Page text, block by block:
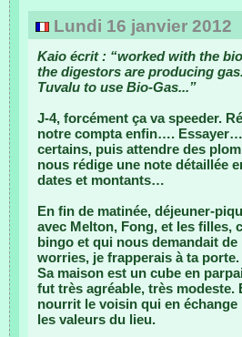
Lundi 16 janvier 2012
Kaio écrit : “worked with the
the digestors are producing
Tuvalu to use Bio-Gas...”
J-4, forcément ça va speeder.
notre compta enfin….
certains, puis attendre des
nous rédige une note détaillée
dates et montants…
En fin de matinée, déjeuner-
avec Melton, Fong, et les filles,
bingo et qui nous demandait
worries, je frapperais à ta
Sa maison est un cube en
fut très agréable, très modeste.
nourrit le voisin qui en échange
les valeurs du lieu.